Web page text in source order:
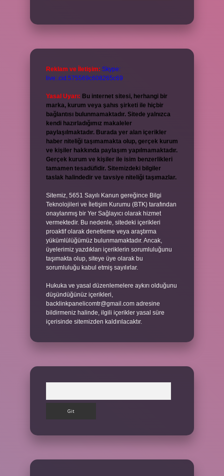
Reklam ve İletişim: Skype:
live:.cid.575569c608265c69
Yasal Uyarı: Bu internet sitesi, herhangi bir
marka, kurum veya şahıs şirketi ile hiçbir
bağlantısı bulunmamaktadır. Sitede yalnızca
kendi hazırladığımız makaleler
paylaşılmaktadır. Burada yer alan içerikler
haber niteliği taşımamakta olup, gerçek kurum
ve kişiler hakkında paylaşım yapılmamaktadır.
Gerçek kurum ve kişiler ile isim benzerlikleri
tamamen tesadüfidir. Sitemizdeki bilgiler
taslak halindedir ve tavsiye niteliği taşımazlar.
Sitemiz, 5651 Sayılı Kanun gereğince Bilgi
Teknolojileri ve İletişim Kurumu (BTK) tarafından
onaylanmış bir Yer Sağlayıcı olarak hizmet
vermektedir. Bu nedenle, sitedeki içerikleri
proaktif olarak denetleme veya araştırma
yükümlülüğümüz bulunmamaktadır. Ancak,
üyelerimiz yazdıkları içeriklerin sorumluluğunu
taşımakta olup, siteye üye olarak bu
sorumluluğu kabul etmiş sayılırlar.
Hukuka ve yasal düzenlemelere aykırı olduğunu
düşündüğünüz içerikleri,
backlinkpanelicomtr@gmail.com adresine
bildirmeniz halinde, ilgili içerikler yasal süre
içerisinde sitemizden kaldırılacaktır.